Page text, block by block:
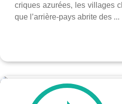
criques azurées, les villages
que l’arrière-pays abrite des ...